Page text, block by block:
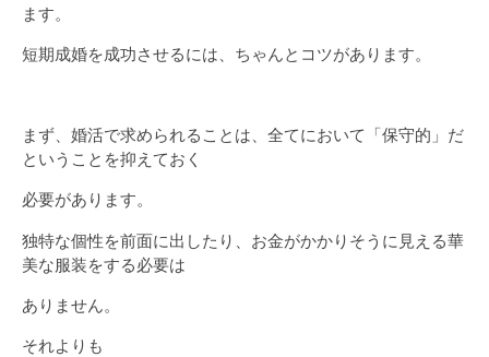
ます。
短期成婚を成功させるには、ちゃんとコツがあります。
まず、婚活で求められることは、全てにおいて「保守的」だ
ということを抑えておく
必要があります。
独特な個性を前面に出したり、お金がかかりそうに見える華
美な服装をする必要は
ありません。
それよりも